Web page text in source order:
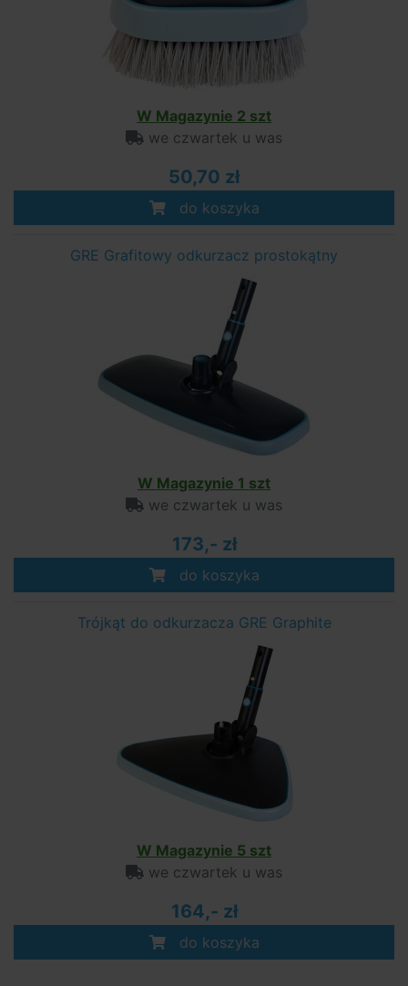
W Magazynie 2 szt
we czwartek u was
50,70 zł
do koszyka
GRE Grafitowy odkurzacz prostokątny
W Magazynie 1 szt
we czwartek u was
173,- zł
do koszyka
Trójkąt do odkurzacza GRE Graphite
W Magazynie 5 szt
we czwartek u was
164,- zł
do koszyka